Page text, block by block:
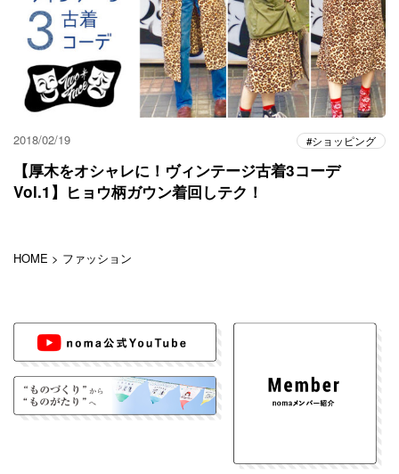
2018/02/19 ショッピング
【厚木をオシャレに！ヴィンテージ古着3コーデ
Vol.1】ヒョウ柄ガウン着回しテク！
HOME > ファッション